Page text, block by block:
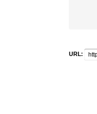
URL: